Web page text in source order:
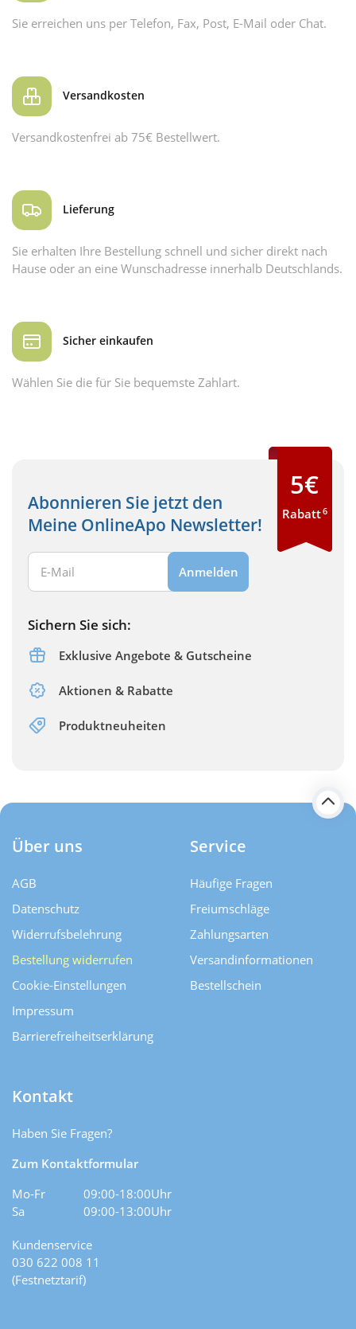
Sie erreichen uns per Telefon, Fax, Post, E-Mail oder Chat.
Versandkosten
Versandkostenfrei ab 75€ Bestellwert.
Lieferung
Sie erhalten Ihre Bestellung schnell und sicher direkt nach
Hause oder an eine Wunschadresse innerhalb Deutschlands.
Sicher einkaufen
Wählen Sie die für Sie bequemste Zahlart.
Abonnieren Sie jetzt den
Meine OnlineApo Newsletter!
Ihre E-Mail Adresse:
Anmelden
Sichern Sie sich:
Exklusive Angebote & Gutscheine
Aktionen & Rabatte
Produktneuheiten
5€
Rabatt6
Über uns
AGB
Datenschutz
Widerrufsbelehrung
Bestellung widerrufen
Cookie-Einstellungen
Impressum
Barrierefreiheitserklärung
Service
Häufige Fragen
Freiumschläge
Zahlungsarten
Versand­informationen
Bestellschein
Kontakt
Haben Sie Fragen?
Zum Kontaktformular
Mo-Fr
09:00-18:00Uhr
Sa
09:00-13:00Uhr
Kundenservice
030 622 008 11
(Festnetztarif)